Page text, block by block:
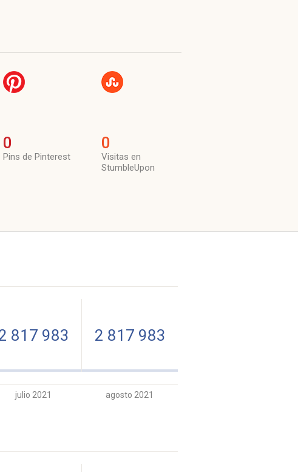
0
Pins de Pinterest
0
Visitas en
StumbleUpon
817 983
julio 2021
2 817 983
agosto 2021